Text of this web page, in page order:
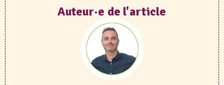
Auteur·e de l'article